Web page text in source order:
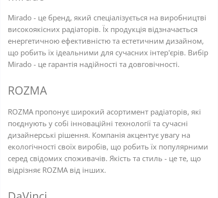
Mirado - це бренд, який спеціалізується на виробництві
високоякісних радіаторів. Їх продукція відзначається
енергетичною ефективністю та естетичним дизайном,
що робить їх ідеальними для сучасних інтер'єрів. Вибір
Mirado - це гарантія надійності та довговічності.
ROZMA
ROZMA пропонує широкий асортимент радіаторів, які
поєднують у собі інноваційні технології та сучасні
дизайнерські рішення. Компанія акцентує увагу на
екологічності своїх виробів, що робить їх популярними
серед свідомих споживачів. Якість та стиль - це те, що
відрізняє ROZMA від інших.